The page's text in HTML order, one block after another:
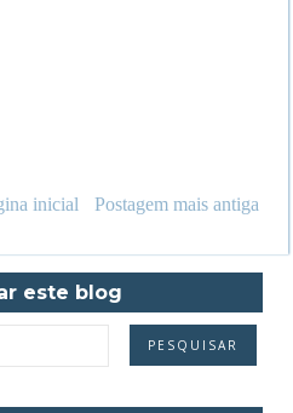
Postagem mais antiga
inicial
este blog